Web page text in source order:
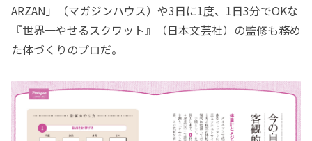
ARZAN」（マガジンハウス）や3日に1度、1日3分でOKな
『世界一やせるスクワット』（日本文芸社）の監修も務め
た体づくりのプロだ。